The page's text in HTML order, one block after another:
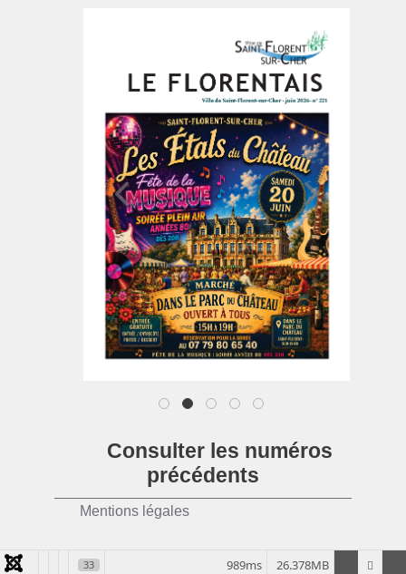
1 2 3 4 5
Consulter les numéros
précédents
Mentions légales
33 26.378MB
989ms